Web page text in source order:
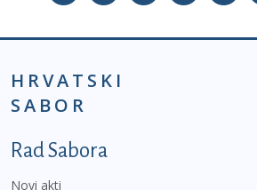
HRVATSKI
SABOR
Podnožje prvi izbornik
Rad Sabora
Novi akti